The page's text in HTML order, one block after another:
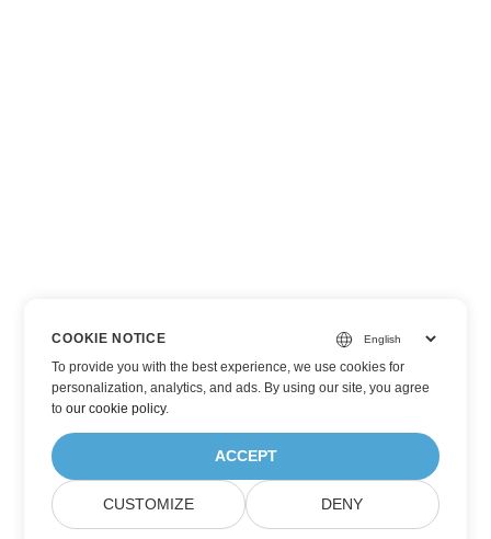
COOKIE NOTICE
To provide you with the best experience, we use cookies for
personalization, analytics, and ads. By using our site, you agree
toour cookie policy.
ACCEPT
CUSTOMIZE DENY